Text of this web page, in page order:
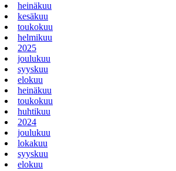
heinäkuu
kesäkuu
toukokuu
helmikuu
2025
joulukuu
syyskuu
elokuu
heinäkuu
toukokuu
huhtikuu
2024
joulukuu
lokakuu
syyskuu
elokuu